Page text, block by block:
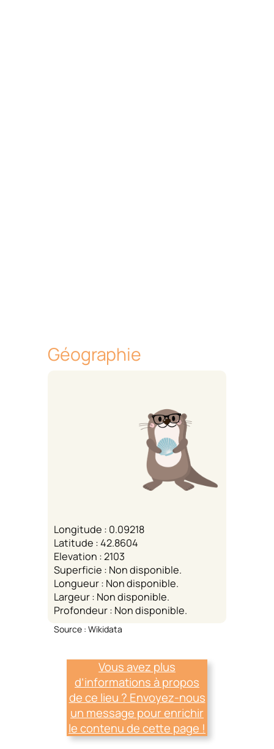
Géographie
Longitude : 0.09218
Latitude : 42.8604
Elevation : 2103
Superficie : Non disponible.
Longueur : Non disponible.
Largeur : Non disponible.
Profondeur : Non disponible.
Source : Wikidata
Vous avez plus
d’informations à propos
de ce lieu ? Envoyez-nous
un message pour enrichir
le contenu de cette page !